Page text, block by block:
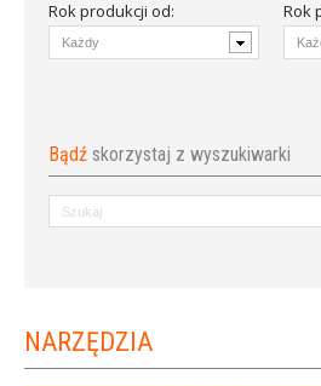
Rok produkcji od: Rok
Bądź skorzystaj z wyszukiwarki
NARZĘDZIA